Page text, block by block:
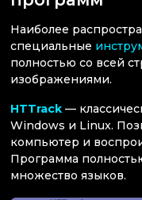
Наиболее
специальные
полностью со всей
изображениями.
HTTrack —
Windows и Linux.
компьютер и
Программа
множество языков.